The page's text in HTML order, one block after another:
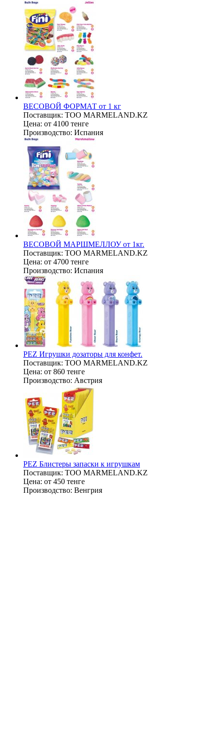
ВЕСОВОЙ ФОРМАТ от 1 кг
Поставщик: ТОО MARMELAND.KZ
Цена: от 4100 тенге
Производство: Испания
ВЕСОВОЙ МАРШМЕЛЛОУ от 1кг.
Поставщик: ТОО MARMELAND.KZ
Цена: от 4700 тенге
Производство: Испания
PEZ Игрушки дозаторы для конфет.
Поставщик: ТОО MARMELAND.KZ
Цена: от 860 тенге
Производство: Австрия
PEZ Блистеры запаски к игрушкам
Поставщик: ТОО MARMELAND.KZ
Цена: от 450 тенге
Производство: Венгрия